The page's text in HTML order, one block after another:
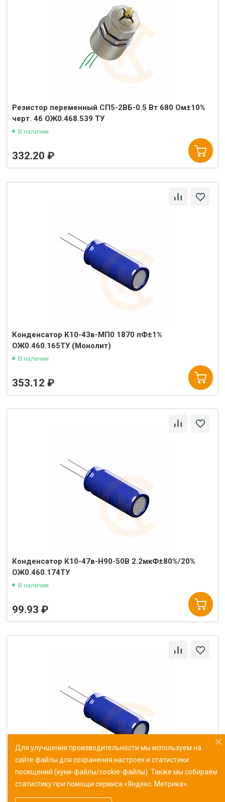
Резистор переменный СП5-2ВБ-0.5 Вт 680 Ом±10%
черт. 4б ОЖ0.468.539 ТУ
В наличии
332.20 ₽
Конденсатор К10-43в-МП0 1870 пФ±1%
ОЖ0.460.165ТУ (Монолит)
В наличии
353.12 ₽
Конденсатор К10-47в-Н90-50В 2.2мкФ±80%/20%
ОЖ0.460.174ТУ
В наличии
99.93 ₽
Конденсатор К10-43в-МП0 187 пФ±1%
ОЖ0.460.165ТУ (Монолит)
Для улучшения производительности мы используем на
сайте файлы для сохранения настроек и статистики
посещений (куки-файлы/cookie-файлы). Также мы собираем
статистику при помощи сервиса «Яндекс. Метрика».